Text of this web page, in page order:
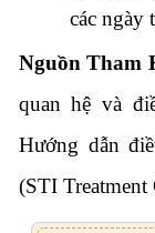
các ngày
Nguồn Tham
quan hệ và
Hướng dẫn
(STI Treatment